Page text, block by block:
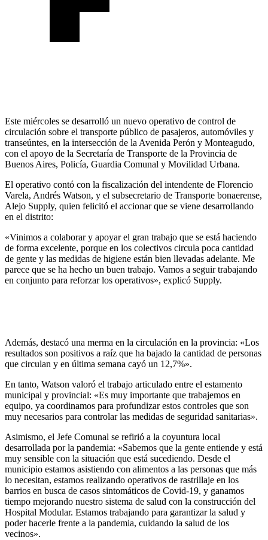
Este miércoles se desarrolló un nuevo operativo de control de
circulación sobre el transporte público de pasajeros, automóviles y
transeúntes, en la intersección de la Avenida Perón y Monteagudo,
con el apoyo de la Secretaría de Transporte de la Provincia de
Buenos Aires, Policía, Guardia Comunal y Movilidad Urbana.
El operativo contó con la fiscalización del intendente de Florencio
Varela, Andrés Watson, y el subsecretario de Transporte bonaerense,
Alejo Supply, quien felicitó el accionar que se viene desarrollando
en el distrito:
«Vinimos a colaborar y apoyar el gran trabajo que se está haciendo
de forma excelente, porque en los colectivos circula poca cantidad
de gente y las medidas de higiene están bien llevadas adelante. Me
parece que se ha hecho un buen trabajo. Vamos a seguir trabajando
en conjunto para reforzar los operativos», explicó Supply.
Además, destacó una merma en la circulación en la provincia: «Los
resultados son positivos a raíz que ha bajado la cantidad de personas
que circulan y en última semana cayó un 12,7%».
En tanto, Watson valoró el trabajo articulado entre el estamento
municipal y provincial: «Es muy importante que trabajemos en
equipo, ya coordinamos para profundizar estos controles que son
muy necesarios para controlar las medidas de seguridad sanitarias».
Asimismo, el Jefe Comunal se refirió a la coyuntura local
desarrollada por la pandemia: «Sabemos que la gente entiende y está
muy sensible con la situación que está sucediendo. Desde el
municipio estamos asistiendo con alimentos a las personas que más
lo necesitan, estamos realizando operativos de rastrillaje en los
barrios en busca de casos sintomáticos de Covid-19, y ganamos
tiempo mejorando nuestro sistema de salud con la construcción del
Hospital Modular. Estamos trabajando para garantizar la salud y
poder hacerle frente a la pandemia, cuidando la salud de los
vecinos».